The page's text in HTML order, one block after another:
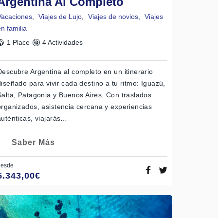
, Viajes de Lujo, Viajes de novios,
Viajes
familia
1 Place
4 Actividades
Argentina al completo en un itinerario
para vivir cada destino a tu ritmo: Iguazú,
Patagonia y Buenos Aires. Con traslados
asistencia cercana y experiencias
viajarás…
Saber Más
€